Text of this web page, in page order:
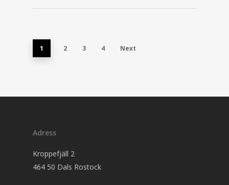
1 2 3 4 Next
Adress
Kroppefjäll 2
464 50 Dals Rostock